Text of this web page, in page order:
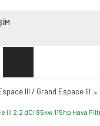
III / Grand Espace III